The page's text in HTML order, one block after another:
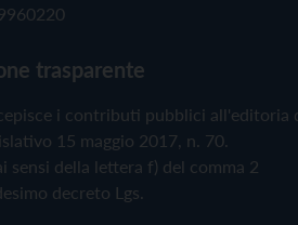
trasparente
i contributi pubblici all'editoria
15 maggio 2017, n. 70.
sensi della lettera f) del comma 2
decreto Lgs.